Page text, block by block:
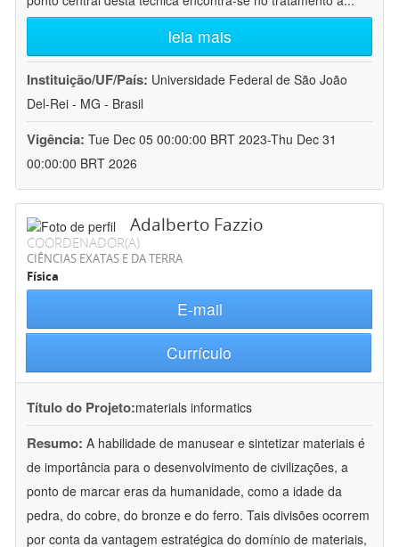
leia mais
Instituição/UF/País: Universidade Federal de São João
Del-Rei - MG - Brasil
Vigência: Tue Dec 05 00:00:00 BRT 2023-Thu Dec 31
00:00:00 BRT 2026
Adalberto Fazzio
COORDENADOR(A)
CIÊNCIAS EXATAS E DA TERRA
Física
E-mail
Currículo
Título do Projeto:materials informatics
Resumo: A habilidade de manusear e sintetizar materiais é
de importância para o desenvolvimento de civilizações, a
ponto de marcar eras da humanidade, como a idade da
pedra, do cobre, do bronze e do ferro. Tais divisões ocorrem
por conta da vantagem estratégica do domínio de materiais,